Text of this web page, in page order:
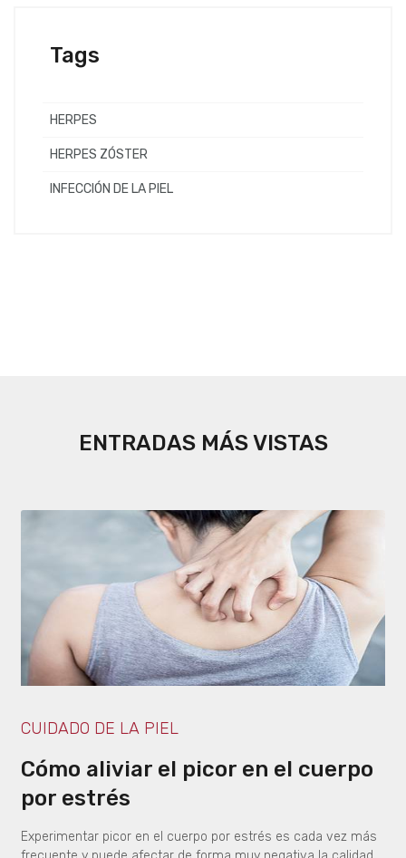
Tags
HERPES
HERPES ZÓSTER
INFECCIÓN DE LA PIEL
ENTRADAS MÁS VISTAS
CUIDADO DE LA PIEL
Cómo aliviar el picor en el cuerpo
por estrés
Experimentar picor en el cuerpo por estrés es cada vez más